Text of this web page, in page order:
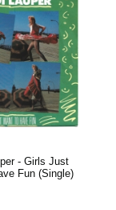
- Girls Just
Fun (Single)